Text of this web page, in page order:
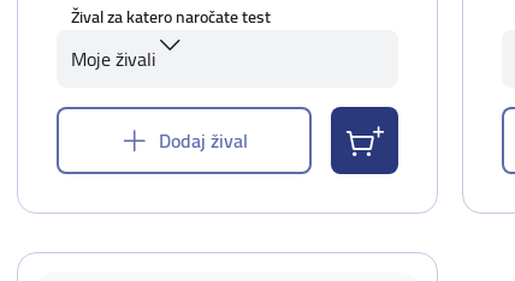
Žival za katero naročate test
Moje živali
Dodaj žival